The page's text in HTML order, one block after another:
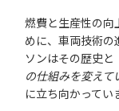
燃費と生産性の向
めに、車両技術の
ソンはその歴史と
の仕組みを変えて
に立ち向かってい